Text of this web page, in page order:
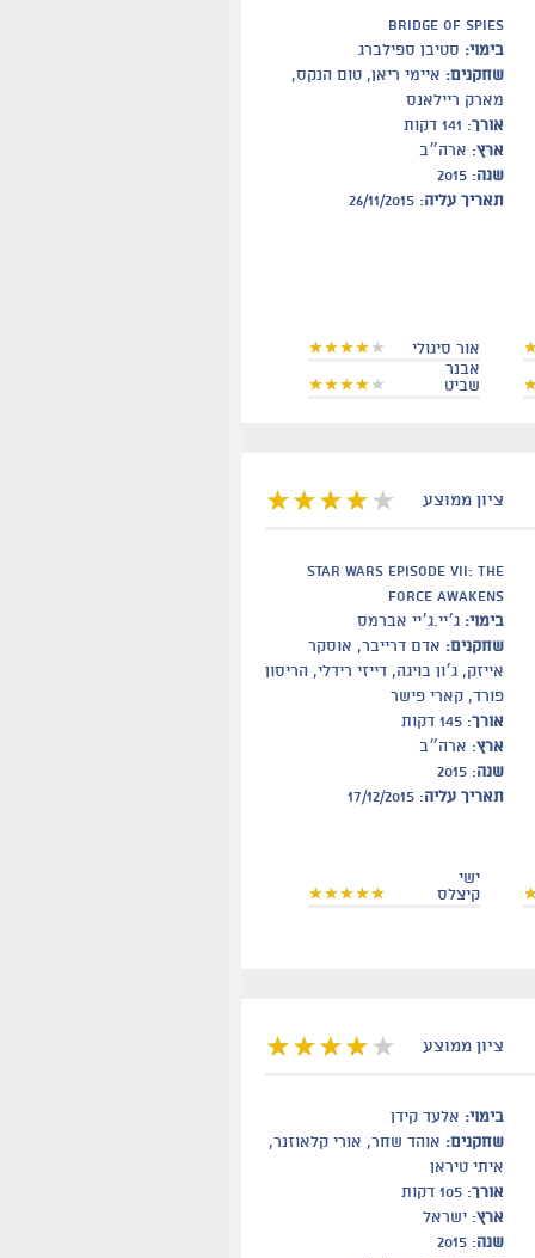
Bridge of Spies
בימוי: סטיבן ספילברג
שחקנים: איימי ריאן, טום הנקס,
מארק ריילאנס
אורך: 141 דקות
ארץ: ארה״ב
שנה: 2015
תאריך עליה: 26/11/2015
אור סיגולי
אבנר
שביט
ציון ממוצע
Star Wars Episode VII: The
Force Awakens
בימוי: ג׳יי.ג׳יי אברמס
שחקנים: אדם דרייבר, אוסקר
אייזק, ג׳ון בויגה, דייזי רידלי, הריסון
פורד, קארי פישר
אורך: 145 דקות
ארץ: ארה״ב
שנה: 2015
תאריך עליה: 17/12/2015
ישי
קיצלס
ציון ממוצע
בימוי: אלעד קידן
שחקנים: אוהד שחר, אורי קלאוזנר,
איתי טיראן
אורך: 105 דקות
ארץ: ישראל
שנה: 2015